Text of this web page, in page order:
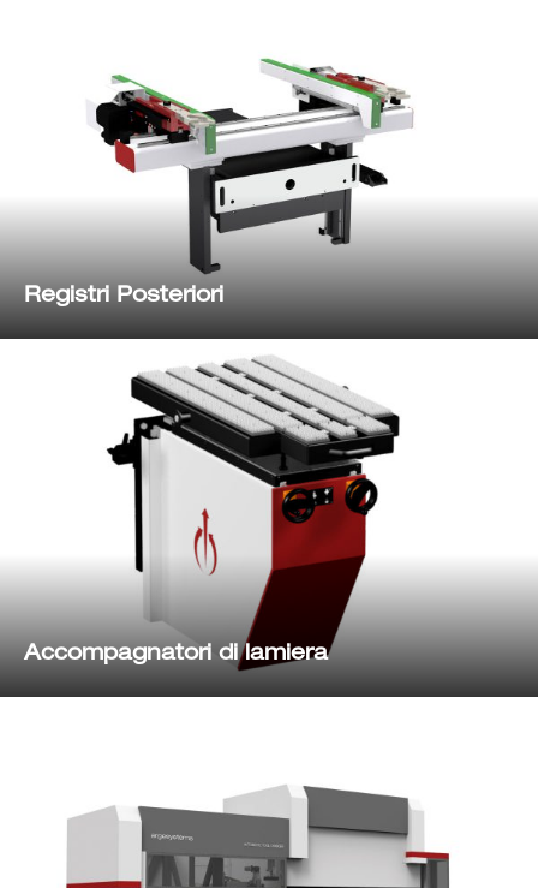
Registri Posteriori
Accompagnatori di lamiera